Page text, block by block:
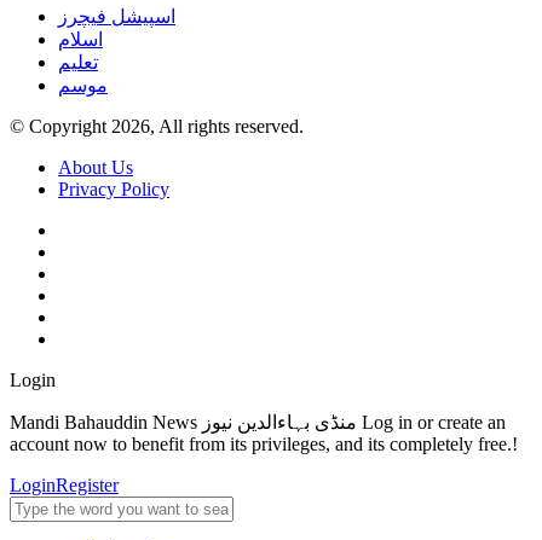
اسپیشل فیچرز
اسلام
تعلیم
موسم
© Copyright 2026, All rights reserved.
About Us
Privacy Policy
Login
Mandi Bahauddin News منڈی بہاءالدین نیوز Log in or create an
account now to benefit from its privileges, and its completely free.!
LoginRegister